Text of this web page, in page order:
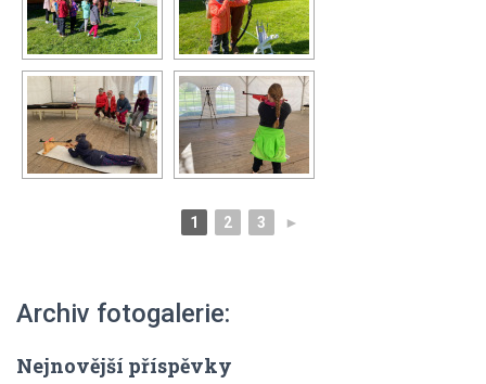
1 2 3 ►
Archiv fotogalerie:
Nejnovější příspěvky